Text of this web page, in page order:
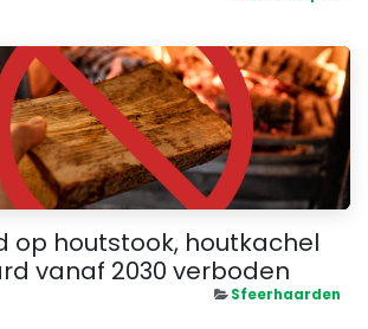
op houtstook, houtkachel
vanaf 2030 verboden
Sfeerhaarden